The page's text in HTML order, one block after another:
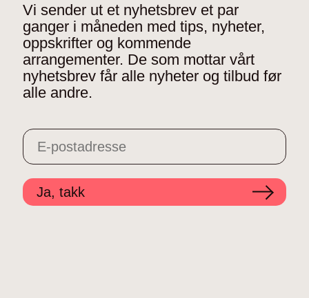
Vi sender ut et nyhetsbrev et par
ganger i måneden med tips, nyheter,
oppskrifter og kommende
arrangementer. De som mottar vårt
nyhetsbrev får alle nyheter og tilbud før
alle andre.
Ja, takk